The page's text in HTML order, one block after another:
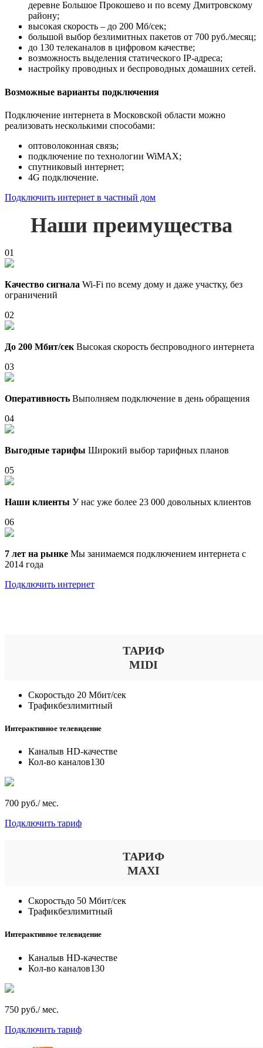
деревне Большое Прокошево и по всему Дмитровскому
району;
высокая скорость – до 200 Мб/сек;
большой выбор безлимитных пакетов от 700 руб./месяц;
до 130 телеканалов в цифровом качестве;
возможность выделения статического IP-адреса;
настройку проводных и беспроводных домашних сетей.
Возможные варианты подключения
Подключение интернета в Московской области можно
реализовать несколькими способами:
оптоволоконная связь;
подключение по технологии WiMAX;
спутниковый интернет;
4G подключение.
Подключить интернет в частный дом
Наши преимущества
01
Качество сигнала Wi-Fi по всему дому и даже участку, без
ограничений
02
До 200 Мбит/сек Высокая скорость беспроводного интернета
03
Оперативность Выполняем подключение в день обращения
04
Выгодные тарифы Широкий выбор тарифных планов
05
Наши клиенты У нас уже более 23 000 довольных клиентов
06
7 лет на рынке Мы занимаемся подключением интернета с
2014 года
Подключить интернет
ТАРИФ
MIDI
Скоростьдо 20 Мбит/сек
Трафикбезлимитный
Интерактивное телевидение
Каналыв HD-качестве
Кол-во каналов130
700 руб./ мес.
Подключить тариф
ТАРИФ
MAXI
Скоростьдо 50 Мбит/сек
Трафикбезлимитный
Интерактивное телевидение
Каналыв HD-качестве
Кол-во каналов130
750 руб./ мес.
Подключить тариф